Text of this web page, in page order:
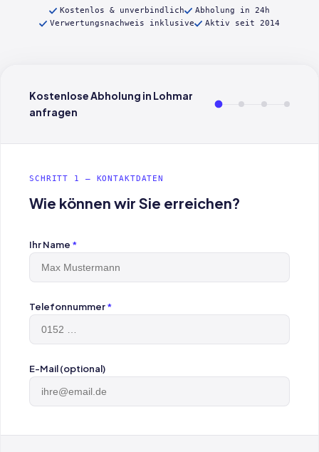
Kostenlos & unverbindlich
Abholung in 24h
Verwertungsnachweis inklusive
Aktiv seit 2014
Kostenlose Abholung in Lohmar
anfragen
SCHRITT 1 — KONTAKTDATEN
Wie können wir Sie erreichen?
Ihr Name *
Telefonnummer*
E-Mail (optional)